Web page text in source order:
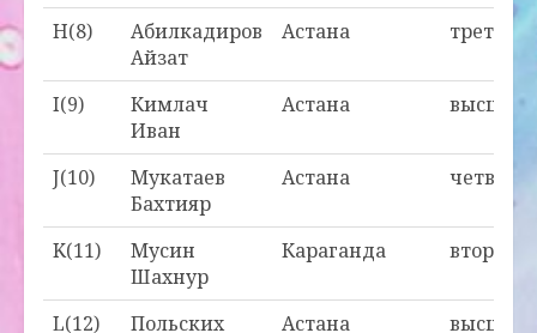
H(8)
Абилкадиров
Айзат
Астана третья
I(9)
Кимлач
Иван
Астана высшая
J(10)
Мукатаев
Бахтияр
Астана
K(11)
Мусин
Шахнур
Караганда вторая
L(12) Польских Астана высшая